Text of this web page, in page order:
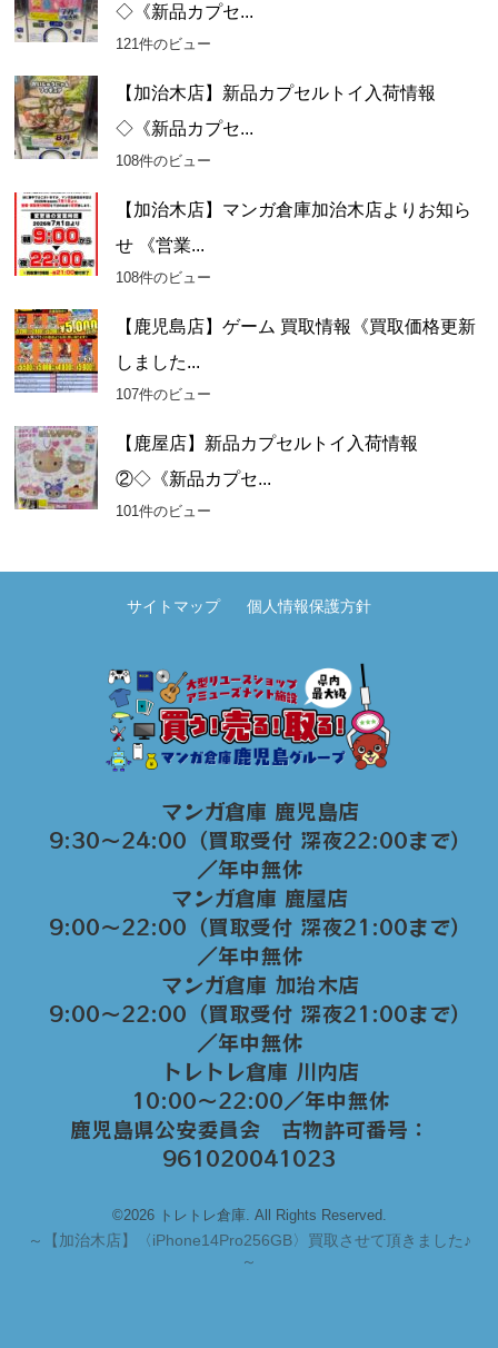
◇《新品カプセ...
121件のビュー
【加治木店】新品カプセルトイ入荷情報
◇《新品カプセ...
108件のビュー
【加治木店】マンガ倉庫加治木店よりお知ら
せ 《営業...
108件のビュー
【鹿児島店】ゲーム 買取情報《買取価格更新
しました...
107件のビュー
【鹿屋店】新品カプセルトイ入荷情報
②◇《新品カプセ...
101件のビュー
サイトマップ 個人情報保護方針
マンガ倉庫 鹿児島店
9:30～24:00（買取受付 深夜22:00まで）
／年中無休
マンガ倉庫 鹿屋店
9:00～22:00（買取受付 深夜21:00まで）
／年中無休
マンガ倉庫 加治木店
9:00〜22:00（買取受付 深夜21:00まで）
／年中無休
トレトレ倉庫 川内店
10:00〜22:00／年中無休
鹿児島県公安委員会 古物許可番号：
961020041023
©2026 トレトレ倉庫. All Rights Reserved.
～
【加治木店】〈iPhone14Pro256GB〉買取させて頂きました♪
～